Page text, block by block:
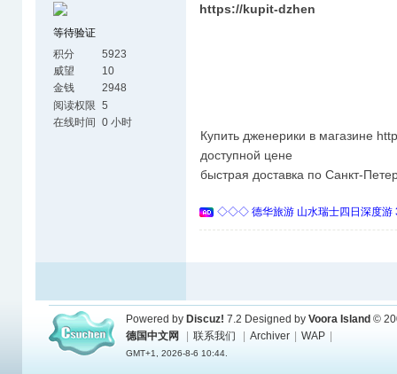
等待验证
积分
5923
威望
10
金钱
2948
阅读权限 5
在线时间 0 小时
https://kupit-dzhen
Купить дженерики в магазине
доступной цене
быстрая доставка по Санкт-
◇◇◇ 德华旅游 山水瑞士四日深度
Powered by Discuz! 7.2 Designed by Voora Island ©
德国中文网
联系我们 Archiver WAP
GMT+1, 2026-8-6 10:44.